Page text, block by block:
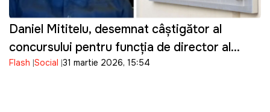
Daniel Mititelu, desemnat câștigător al
concursului pentru funcția de director al
ANRE
Flash Social 31 martie 2026, 15:54